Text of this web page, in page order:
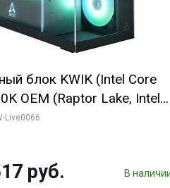
блок KWIK (Intel Core
OEM (Raptor Lake, Intel
8PC/ 64 ГБ ОЗУ (2
1 ТБ SSD)
Live0066
руб. В